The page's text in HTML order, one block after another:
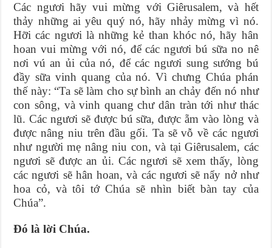
Các ngươi hãy vui mừng với Giêrusalem, và hết
thảy những ai yêu quý nó, hãy nhảy mừng vì nó.
Hỡi các ngươi là những kẻ than khóc nó, hãy hân
hoan vui mừng với nó, để các ngươi bú sữa no nê
nơi vú an ủi của nó, để các ngươi sung sướng bú
đầy sữa vinh quang của nó. Vì chưng Chúa phán
thế này: “Ta sẽ làm cho sự bình an chảy đến nó như
con sông, và vinh quang chư dân tràn tới như thác
lũ. Các ngươi sẽ được bú sữa, được ẵm vào lòng và
được nâng niu trên đầu gối. Ta sẽ vỗ về các ngươi
như người mẹ nâng niu con, và tại Giêrusalem, các
ngươi sẽ được an ủi. Các ngươi sẽ xem thấy, lòng
các ngươi sẽ hân hoan, và các ngươi sẽ nẩy nở như
hoa cỏ, và tôi tớ Chúa sẽ nhìn biết bàn tay của
Chúa”.
Ðó là lời Chúa.